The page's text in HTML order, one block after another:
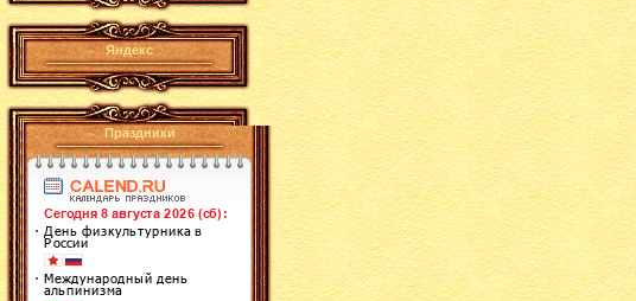
Яндекс
Праздники